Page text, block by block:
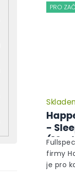
PRO
-
firmy
je pro